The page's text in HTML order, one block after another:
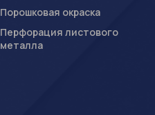
Порошковая окраска
Перфорация листового
металла